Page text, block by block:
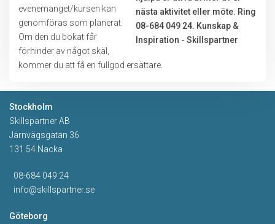
evenemanget/kursen kan
genomföras som planerat.
Om den du bokat får
förhinder av något skäl,
kommer du att få en fullgod ersättare.
Stockholm
Skillspartner AB
Järnvägsgatan 36
131 54 Nacka
08-684 049 24
info@skillspartner.se
Göteborg